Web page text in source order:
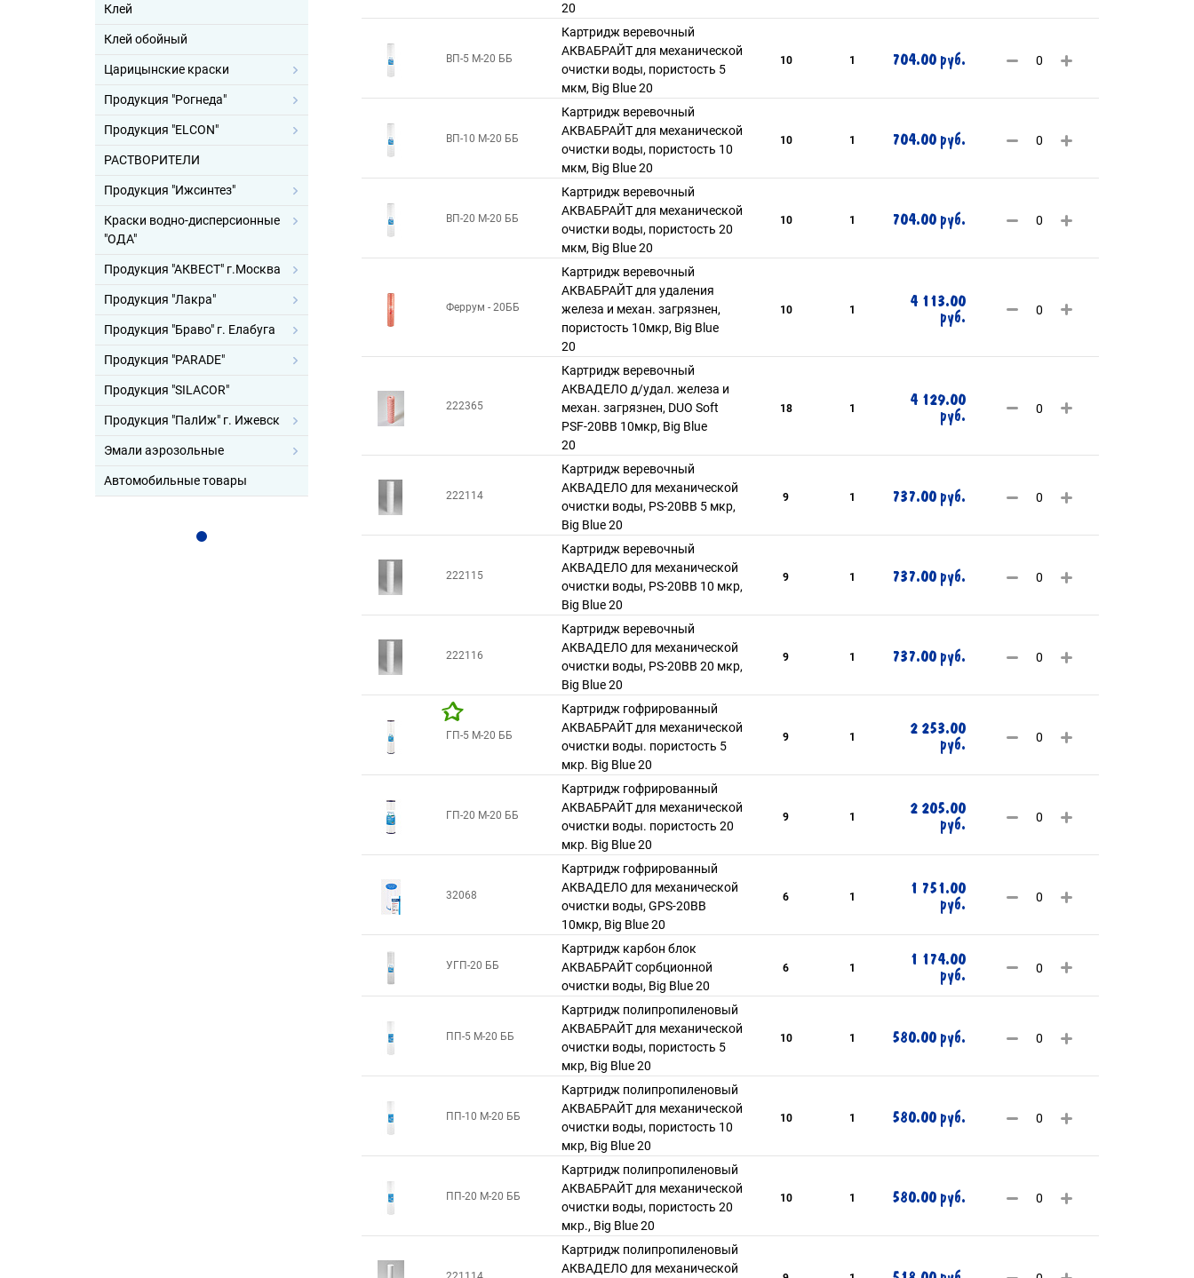
Клей
Клей обойный
Царицынские краски
Продукция "Рогнеда"
Продукция "ELCON"
РАСТВОРИТЕЛИ
Продукция "Ижсинтез"
Краски водно-дисперсионные
"ОДА"
Продукция "АКВЕСТ" г.Москва
Продукция "Лакра"
Продукция "Браво" г. Елабуга
Продукция "PARADE"
Продукция "SILACOR"
Продукция "ПалИж" г. Ижевск
Эмали аэрозольные
Автомобильные товары
20
ВП-5 М-20 ББ
Картридж веревочный
АКВАБРАЙТ для механической
очистки воды, пористость 5
мкм, Big Blue 20
10 1 704.00 руб.
ВП-10 М-20 ББ
Картридж веревочный
АКВАБРАЙТ для механической
очистки воды, пористость 10
мкм, Big Blue 20
10 1 704.00 руб.
ВП-20 М-20 ББ
Картридж веревочный
АКВАБРАЙТ для механической
очистки воды, пористость 20
мкм, Big Blue 20
10 1 704.00 руб.
Феррум - 20ББ
Картридж веревочный
АКВАБРАЙТ для удаления
железа и механ. загрязнен,
пористость 10мкр, Big Blue
20
10 1 4 113.00
руб.
222365
Картридж веревочный
АКВАДЕЛО д/удал. железа и
механ. загрязнен, DUO Soft
PSF-20ВВ 10мкр, Big Blue
20
18 1 4 129.00
руб.
222114
Картридж веревочный
АКВАДЕЛО для механической
очистки воды, РS-20ВВ 5 мкр,
Big Blue 20
9 1 737.00 руб.
222115
Картридж веревочный
АКВАДЕЛО для механической
очистки воды, РS-20ВВ 10 мкр,
Big Blue 20
9 1 737.00 руб.
222116
Картридж веревочный
АКВАДЕЛО для механической
очистки воды, РS-20ВВ 20 мкр,
Big Blue 20
9 1 737.00 руб.
ГП-5 М-20 ББ
Картридж гофрированный
АКВАБРАЙТ для механической
очистки воды. пористость 5
мкр. Big Blue 20
9 1 2 253.00
руб.
ГП-20 М-20 ББ
Картридж гофрированный
АКВАБРАЙТ для механической
очистки воды. пористость 20
мкр. Big Blue 20
9 1 2 205.00
руб.
32068
Картридж гофрированный
АКВАДЕЛО для механической
очистки воды, GPS-20ВВ
10мкр, Big Blue 20
6 1 1 751.00
руб.
УГП-20 ББ
Картридж карбон блок
АКВАБРАЙТ сорбционной
очистки воды, Big Blue 20
6 1 1 174.00
руб.
ПП-5 М-20 ББ
Картридж полипропиленовый
АКВАБРАЙТ для механической
очистки воды, пористость 5
мкр, Big Blue 20
10 1 580.00 руб.
ПП-10 М-20 ББ
Картридж полипропиленовый
АКВАБРАЙТ для механической
очистки воды, пористость 10
мкр, Big Blue 20
10 1 580.00 руб.
ПП-20 М-20 ББ
Картридж полипропиленовый
АКВАБРАЙТ для механической
очистки воды, пористость 20
мкр., Big Blue 20
10 1 580.00 руб.
Картридж полипропиленовый
АКВАДЕЛО для механической